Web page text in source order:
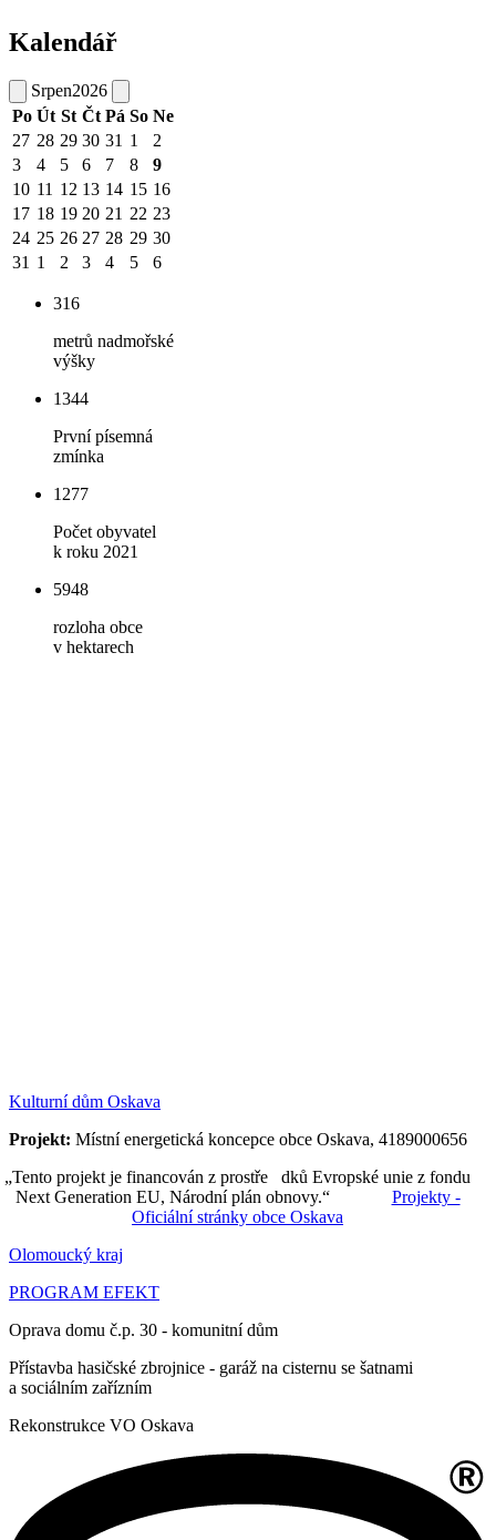
Kalendář
Srpen2026
Po Út St Čt Pá So Ne
27 28 29 30 31 1
2
3
4 5 6 7 8
9
10 11 12 13 14 15 16
17 18 19 20 21 22 23
24 25 26 27 28 29 30
31 1 2 3 4 5 6
316
metrů nadmořské
výšky
1344
První písemná
zmínka
1277
Počet obyvatel
k roku 2021
5948
rozloha obce
v hektarech
Kulturní dům Oskava
Projekt: Místní energetická koncepce obce Oskava, 4189000656
„Tento projekt je financován z prostře dků Evropské unie z fondu
Next Generation EU, Národní plán obnovy.“ Projekty -
Oficiální stránky obce Oskava
Olomoucký kraj
PROGRAM EFEKT
Oprava domu č.p. 30 - komunitní dům
Přístavba hasičské zbrojnice - garáž na cisternu se šatnami
a sociálním zařízním
Rekonstrukce VO Oskava